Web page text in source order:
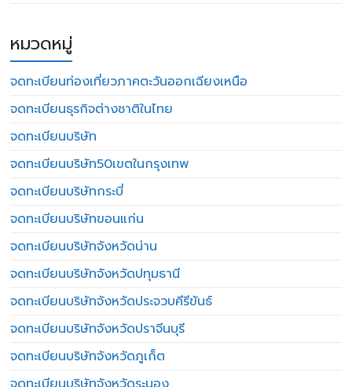
หมวดหมู่
จดทะเบียนท่องเที่ยวภาคตะวันออกเฉียงเหนือ
จดทะเบียนธุรกิจต่างชาติในไทย
จดทะเบียนบริษัท
จดทะเบียนบริษัท50เขตในกรุงเทพ
จดทะเบียนบริษัทกระบี่
จดทะเบียนบริษัทขอนแก่น
จดทะเบียนบริษัทจังหวัดน่าน
จดทะเบียนบริษัทจังหวัดปทุมธานี
จดทะเบียนบริษัทจังหวัดประจวบคีรีขันธ์
จดทะเบียนบริษัทจังหวัดปราจีนบุรี
จดทะเบียนบริษัทจังหวัดภูเก็ต